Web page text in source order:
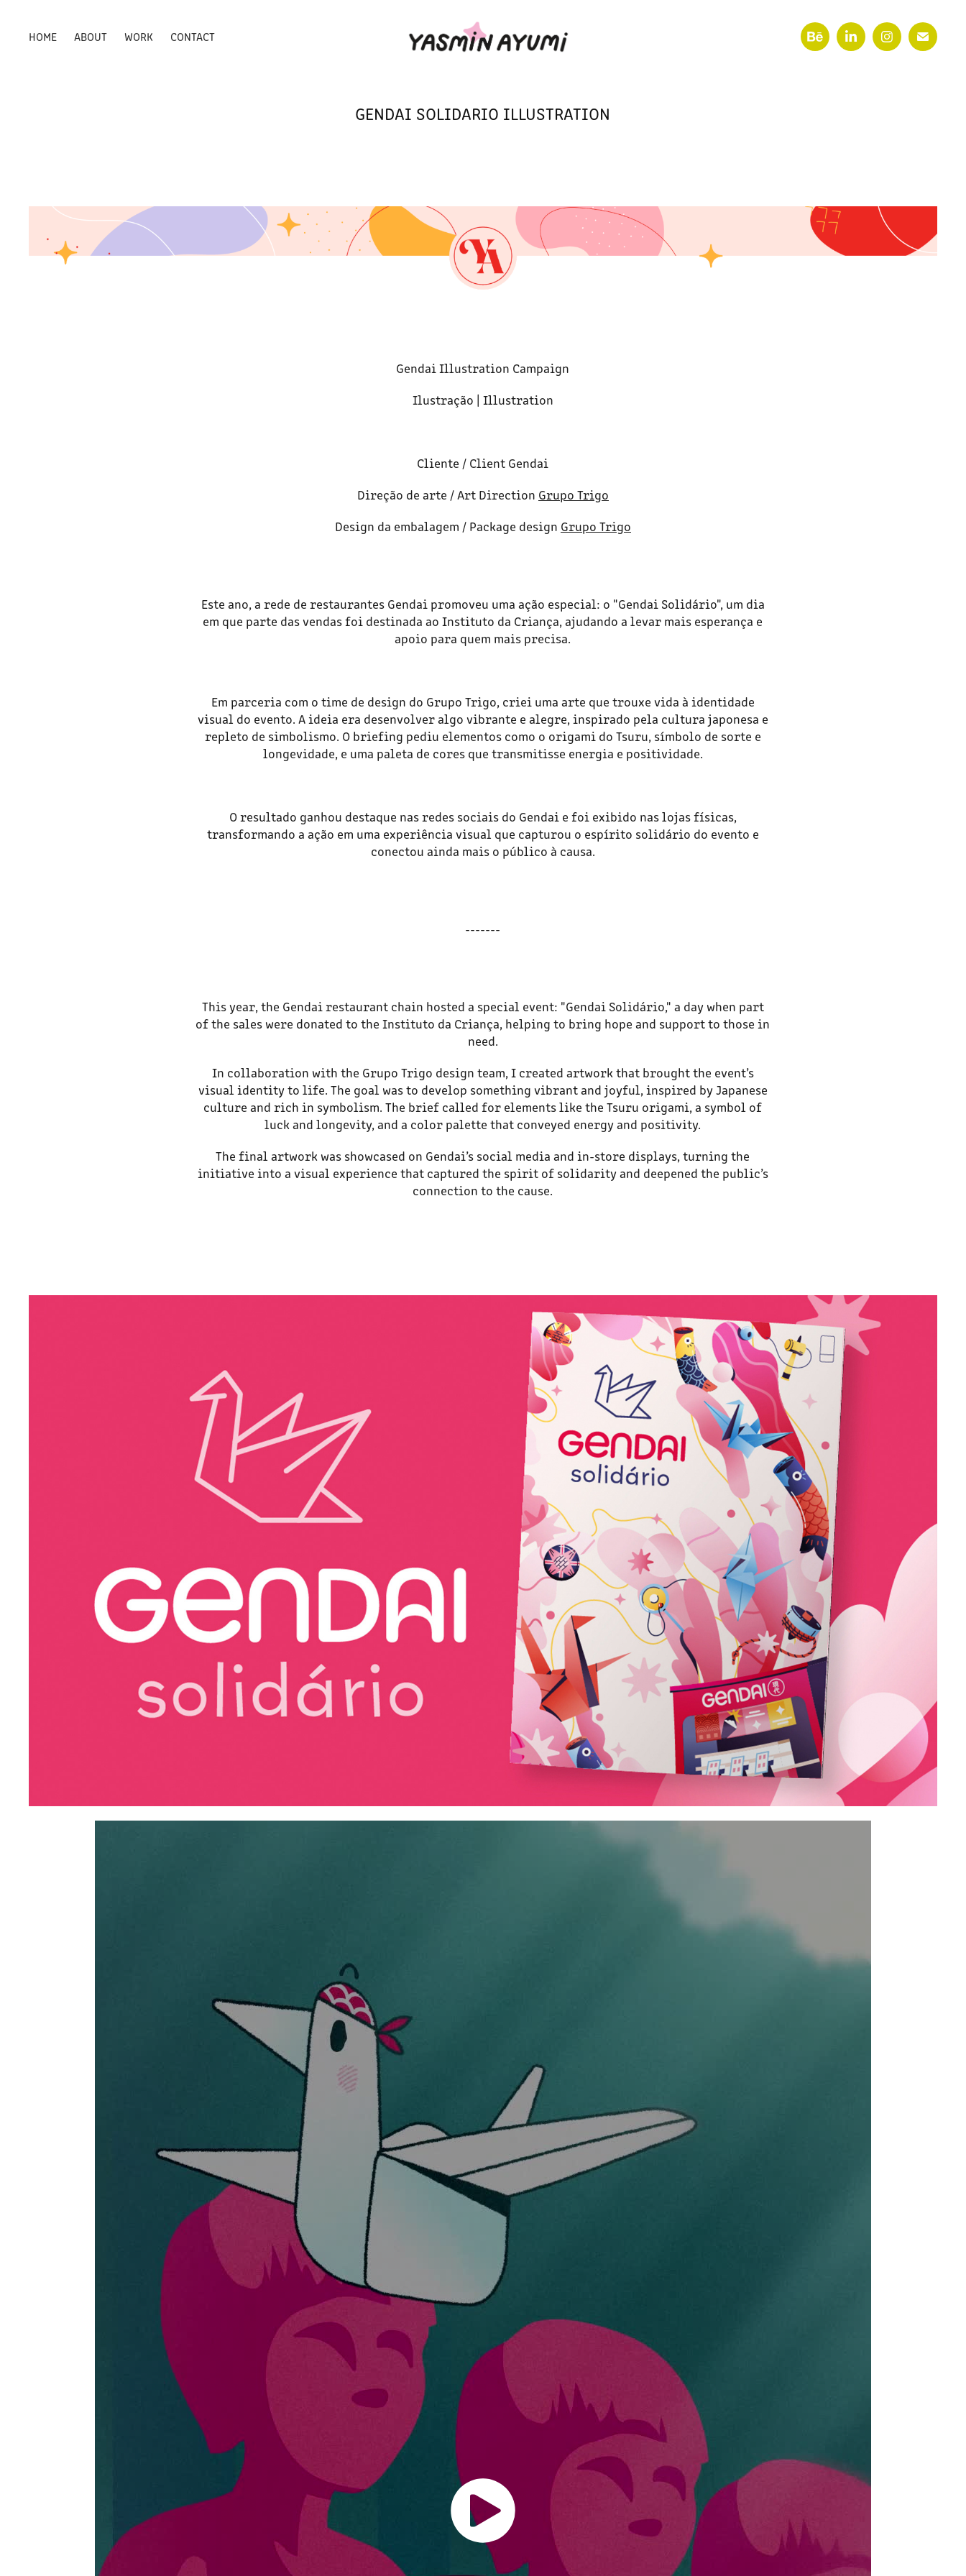
HOME ABOUT WORK CONTACT
GENDAI SOLIDARIO ILLUSTRATION
Gendai Illustration Campaign
Ilustração | Illustration
Cliente / Client Gendai
Direção de arte / Art Direction Grupo Trigo
Design da embalagem / Package design Grupo Trigo
Este ano, a rede de restaurantes Gendai promoveu uma ação especial: o "Gendai Solidário", um dia
em que parte das vendas foi destinada ao Instituto da Criança, ajudando a levar mais esperança e
apoio para quem mais precisa.
Em parceria com o time de design do Grupo Trigo, criei uma arte que trouxe vida à identidade
visual do evento. A ideia era desenvolver algo vibrante e alegre, inspirado pela cultura japonesa e
repleto de simbolismo. O briefing pediu elementos como o origami do Tsuru, símbolo de sorte e
longevidade, e uma paleta de cores que transmitisse energia e positividade.
O resultado ganhou destaque nas redes sociais do Gendai e foi exibido nas lojas físicas,
transformando a ação em uma experiência visual que capturou o espírito solidário do evento e
conectou ainda mais o público à causa.
-------
This year, the Gendai restaurant chain hosted a special event: "Gendai Solidário," a day when part
of the sales were donated to the Instituto da Criança, helping to bring hope and support to those in
need.
In collaboration with the Grupo Trigo design team, I created artwork that brought the event’s
visual identity to life. The goal was to develop something vibrant and joyful, inspired by Japanese
culture and rich in symbolism. The brief called for elements like the Tsuru origami, a symbol of
luck and longevity, and a color palette that conveyed energy and positivity.
The final artwork was showcased on Gendai’s social media and in-store displays, turning the
initiative into a visual experience that captured the spirit of solidarity and deepened the public’s
connection to the cause.​​​​​​​